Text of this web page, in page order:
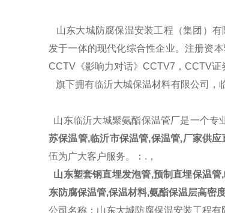
山东大城防腐保温安装工程（集团）
发于一体的现代化综合性企业。注册资
CCTV《影响力对话》CCTV7，CCTV证
旗下拥有临沂大城保温材料有限公司，
山东临沂大城聚氨酯保温管厂是一个专
苏保温管,临沂市保温管,保温管,厂家供应
伍为广大客户服务。：.，
山东塑套钢直埋发泡管,预制直埋保温
东防腐保温管,保温材料,氨酯保温层高密
公司名称：山东大城防腐保温安装工程有